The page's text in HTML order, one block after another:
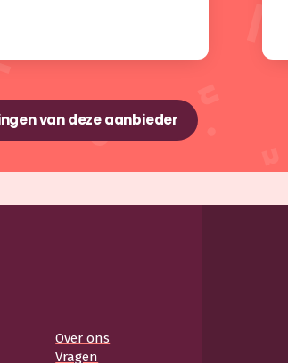
van deze aanbieder
Over ons
Vragen